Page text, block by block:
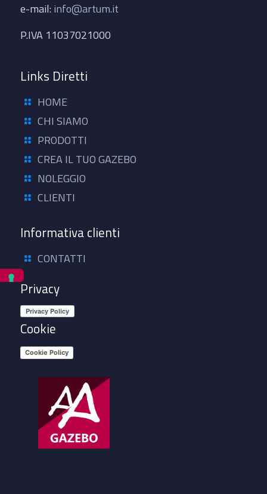
e-mail: info@artum.it
P.IVA 11037021000
Links Diretti
HOME
CHI SIAMO
PRODOTTI
CREA IL TUO GAZEBO
NOLEGGIO
CLIENTI
Informativa clienti
CONTATTI
Privacy
Cookie
Cookie Policy